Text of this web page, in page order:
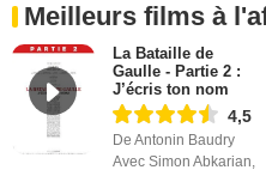
Meilleurs films à
La Bataille de
Gaulle - Partie 2 :
J’écris ton nom
4,5
De Antonin Baudry
Avec Simon Abkarian,